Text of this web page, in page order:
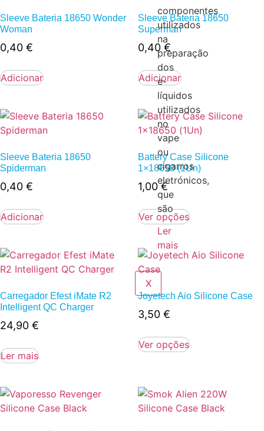
componentes
utilizados
na
preparação
dos
e-
líquidos
utilizados
no
vape
ou
cigarros
eletrónicos,
que
são
Ler
mais
X
Sleeve Bateria 18650 Wonder
Woman
0,40 €
Adicionar
Sleeve Bateria 18650
Superman
0,40 €
Adicionar
Sleeve Bateria 18650
Spiderman
0,40 €
Adicionar
Battery Case Silicone
1×18650 (1Un)
1,00€
Ver opções
Carregador Efest iMate R2
Intelligent QC Charger
24,90 €
Ler mais
Joyetech Aio Silicone Case
3,50 €
Ver opções